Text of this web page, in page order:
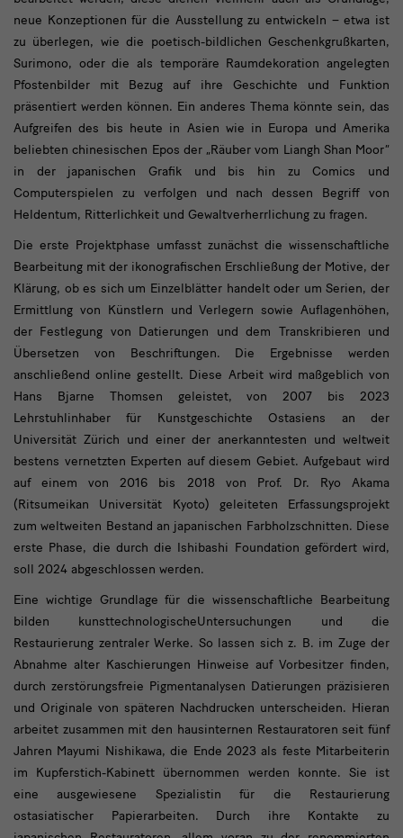
neue Konzeptionen für die Ausstellung zu entwickeln – etwa ist
zu überlegen, wie die poetisch-bildlichen Geschenkgrußkarten,
Surimono, oder die als temporäre Raumdekoration angelegten
Pfostenbilder mit Bezug auf ihre Geschichte und Funktion
präsentiert werden können. Ein anderes Thema könnte sein, das
Aufgreifen des bis heute in Asien wie in Europa und Amerika
beliebten chinesischen Epos der „Räuber vom Liangh Shan Moor“
in der japanischen Grafik und bis hin zu Comics und
Computerspielen zu verfolgen und nach dessen Begriff von
Heldentum, Ritterlichkeit und Gewaltverherrlichung zu fragen.
Die erste Projektphase umfasst zunächst die wissenschaftliche
Bearbeitung mit der ikonografischen Erschließung der Motive, der
Klärung, ob es sich um Einzelblätter handelt oder um Serien, der
Ermittlung von Künstlern und Verlegern sowie Auflagenhöhen,
der Festlegung von Datierungen und dem Transkribieren und
Übersetzen von Beschriftungen. Die Ergebnisse werden
anschließend online gestellt. Diese Arbeit wird maßgeblich von
Hans Bjarne Thomsen geleistet, von 2007 bis 2023
Lehrstuhlinhaber für Kunstgeschichte Ostasiens an der
Universität Zürich und einer der anerkanntesten und weltweit
bestens vernetzten Experten auf diesem Gebiet. Aufgebaut wird
auf einem von 2016 bis 2018 von Prof. Dr. Ryo Akama
(Ritsumeikan Universität Kyoto) geleiteten Erfassungsprojekt
zum weltweiten Bestand an japanischen Farbholzschnitten. Diese
erste Phase, die durch die Ishibashi Foundation gefördert wird,
soll 2024 abgeschlossen werden.
Eine wichtige Grundlage für die wissenschaftliche Bearbeitung
bilden kunsttechnologischeUntersuchungen und die
Restaurierung zentraler Werke. So lassen sich z. B. im Zuge der
Abnahme alter Kaschierungen Hinweise auf Vorbesitzer finden,
durch zerstörungsfreie Pigmentanalysen Datierungen präzisieren
und Originale von späteren Nachdrucken unterscheiden. Hieran
arbeitet zusammen mit den hausinternen Restauratoren seit fünf
Jahren Mayumi Nishikawa, die Ende 2023 als feste Mitarbeiterin
im Kupferstich-Kabinett übernommen werden konnte. Sie ist
eine ausgewiesene Spezialistin für die Restaurierung
ostasiatischer Papierarbeiten. Durch ihre Kontakte zu